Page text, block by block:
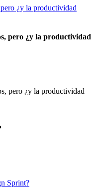
¿y la productividad
pero ¿y la productividad
Sprint?